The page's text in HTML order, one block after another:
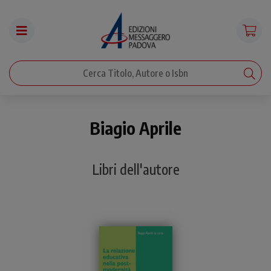
Biagio Aprile
Libri dell'autore